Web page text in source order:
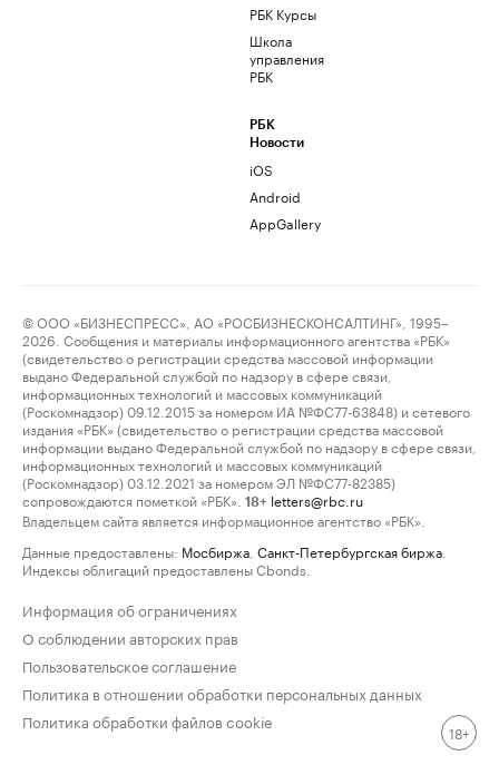
РБК Курсы
Школа
управления
РБК
РБК
Новости
iOS
Android
AppGallery
© ООО «БИЗНЕСПРЕСС», АО «РОСБИЗНЕСКОНСАЛТИНГ», 1995–
2026. Сообщения и материалы информационного агентства «РБК»
(свидетельство о регистрации средства массовой информации
выдано Федеральной службой по надзору в сфере связи,
информационных технологий и массовых коммуникаций
(Роскомнадзор) 09.12.2015 за номером ИА №ФС77-63848) и сетевого
издания «РБК» (свидетельство о регистрации средства массовой
информации выдано Федеральной службой по надзору в сфере связи,
информационных технологий и массовых коммуникаций
(Роскомнадзор) 03.12.2021 за номером ЭЛ №ФС77-82385)
сопровождаются пометкой «РБК».
18+ letters@rbc.ru
Владельцем сайта является информационное агентство «РБК».
Данные предоставлены: Мосбиржа Санкт-Петербургская биржа
Индексы облигаций предоставлены Cbonds.
Информация об ограничениях
О соблюдении авторских прав
Пользовательское соглашение
Политика в отношении обработки персональных данных
Политика обработки файлов cookie
18+